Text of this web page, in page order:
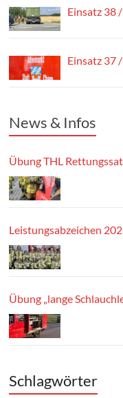
Einsatz 38
Einsatz 37
News & Infos
Übung THL
Leistungsabzeichen
Übung „lange
Schlagwörter